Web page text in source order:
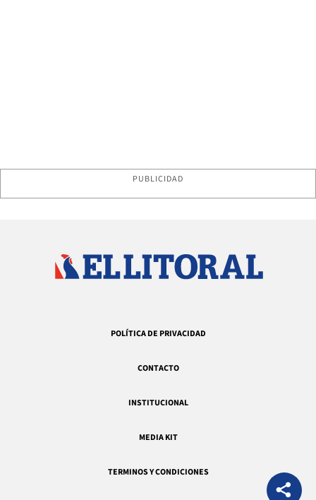
PUBLICIDAD
POLÍTICA DE PRIVACIDAD
CONTACTO
INSTITUCIONAL
MEDIA KIT
TERMINOS Y CONDICIONES